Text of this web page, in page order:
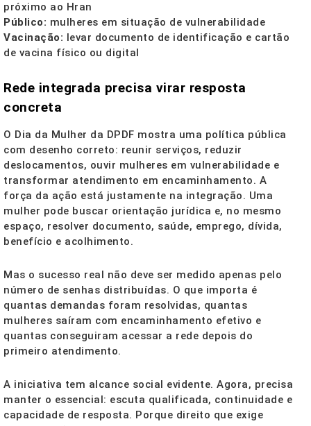
próximo ao Hran
Público: mulheres em situação de vulnerabilidade
Vacinação: levar documento de identificação e cartão
de vacina físico ou digital
Rede integrada precisa virar resposta
concreta
O Dia da Mulher da DPDF mostra uma política pública
com desenho correto: reunir serviços, reduzir
deslocamentos, ouvir mulheres em vulnerabilidade e
transformar atendimento em encaminhamento. A
força da ação está justamente na integração. Uma
mulher pode buscar orientação jurídica e, no mesmo
espaço, resolver documento, saúde, emprego, dívida,
benefício e acolhimento.
Mas o sucesso real não deve ser medido apenas pelo
número de senhas distribuídas. O que importa é
quantas demandas foram resolvidas, quantas
mulheres saíram com encaminhamento efetivo e
quantas conseguiram acessar a rede depois do
primeiro atendimento.
A iniciativa tem alcance social evidente. Agora, precisa
manter o essencial: escuta qualificada, continuidade e
capacidade de resposta. Porque direito que exige